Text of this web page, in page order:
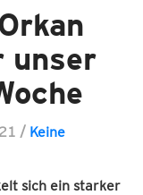
unser
/ Keine
sich ein starker